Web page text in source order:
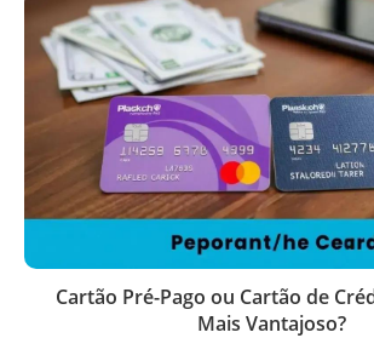
Cartão Pré-Pago ou Cartão de
Mais Vantajoso?